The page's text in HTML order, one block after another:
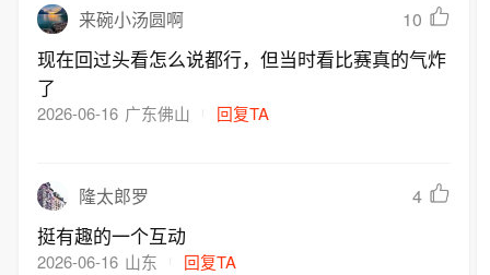
来碗小汤圆啊 10
现在回过头看怎么说都行，但当时看比赛真的气炸
了
2026-06-16 广东佛山 回复TA
隆太郎罗 4
挺有趣的一个互动
2026-06-16 山东 回复TA